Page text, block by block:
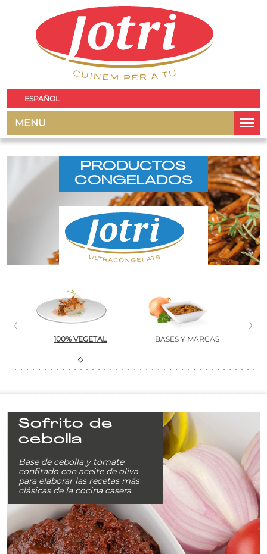
ESPAÑOL
MENU
PRODUCTOS
CONGELADOS
100% VEGETAL BASES Y MARCAS
Sofrito de
cebolla
Base de cebolla y tomate
confitado con aceite de oliva
para elaborar las recetas más
clásicas de la cocina casera.